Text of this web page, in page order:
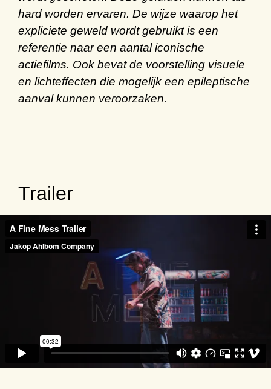
hard worden ervaren. De wijze waarop het
expliciete geweld wordt gebruikt is een
referentie naar een aantal iconische
actiefilms. Ook bevat de voorstelling visuele
en lichteffecten die mogelijk een epileptische
aanval kunnen veroorzaken.
Trailer